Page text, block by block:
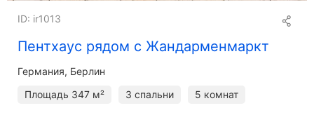
ОАЭ Великобритания
Пентхаус рядом с Жандарменмаркт
ID: ir1013
Германия, Берлин
Площадь 347 м² 3 спальни 5 комнат